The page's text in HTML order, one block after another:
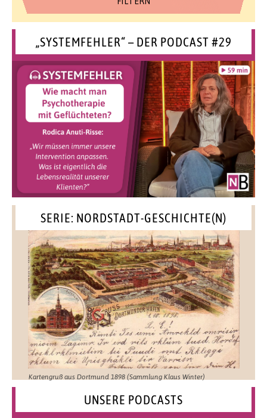
„SYSTEMFEHLER“ – DER PODCAST #29
SERIE: NORDSTADT-GESCHICHTE(N)
Kartengruß aus Dortmund 1898 (Sammlung Klaus Winter)
UNSERE PODCASTS